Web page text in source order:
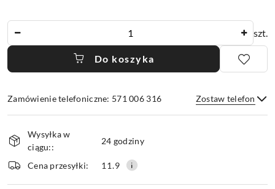
szt.
Do koszyka
Zamówienie telefoniczne: 571 006 316 Zostaw telefon
i
dostawa
Wysyłka w
ciągu::
24 godziny
Cena przesyłki: 11.9